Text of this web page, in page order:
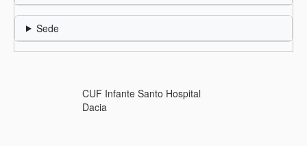
Sede
CUF Infante Santo Hospital
Dacia